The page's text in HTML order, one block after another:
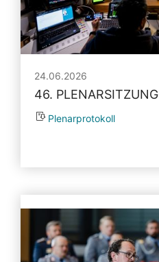
24.06.2026
46. PLENARSITZUNG
Plenarprotokoll